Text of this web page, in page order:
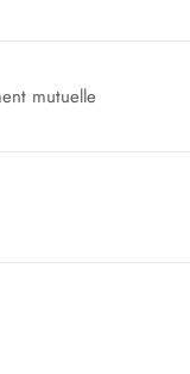
mutuelle